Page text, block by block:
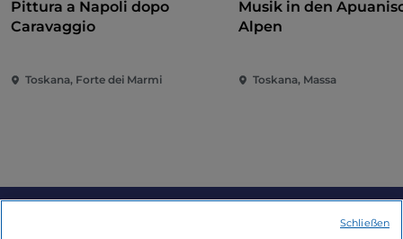
Pittura a Napoli dopo
Caravaggio
Toskana, Forte dei Marmi
Musik in den
Alpen
Toskana, Massa
Schließen